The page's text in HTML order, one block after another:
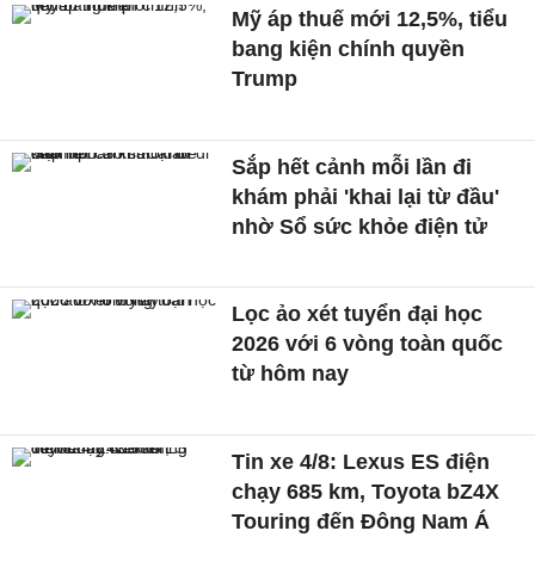
Mỹ áp thuế mới 12,5%, tiểu
bang kiện chính quyền
Trump
Sắp hết cảnh mỗi lần đi
khám phải 'khai lại từ đầu'
nhờ Sổ sức khỏe điện tử
Lọc ảo xét tuyển đại học
2026 với 6 vòng toàn quốc
từ hôm nay
Tin xe 4/8: Lexus ES điện
chạy 685 km, Toyota bZ4X
Touring đến Đông Nam Á